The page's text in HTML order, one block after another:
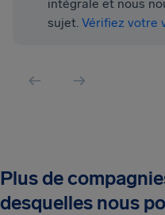
intégrale et nous
sujet. Vérifiez votre
Plus de
desquelles nous